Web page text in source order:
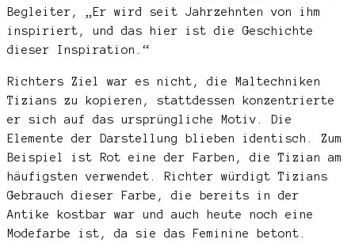
Begleiter, „Er wird seit Jahrzehnten von ihm
inspiriert, und das hier ist die Geschichte
dieser Inspiration.“
Richters Ziel war es nicht, die Maltechniken
Tizians zu kopieren, stattdessen konzentrierte
er sich auf das ursprüngliche Motiv. Die
Elemente der Darstellung blieben identisch. Zum
Beispiel ist Rot eine der Farben, die Tizian am
häufigsten verwendet. Richter würdigt Tizians
Gebrauch dieser Farbe, die bereits in der
Antike kostbar war und auch heute noch eine
Modefarbe ist, da sie das Feminine betont.